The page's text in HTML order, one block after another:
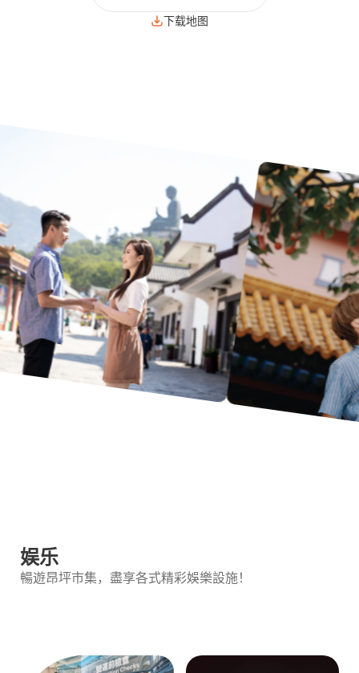
下载地图
娱乐
暢遊昂坪市集，盡享各式精彩娛樂設施！